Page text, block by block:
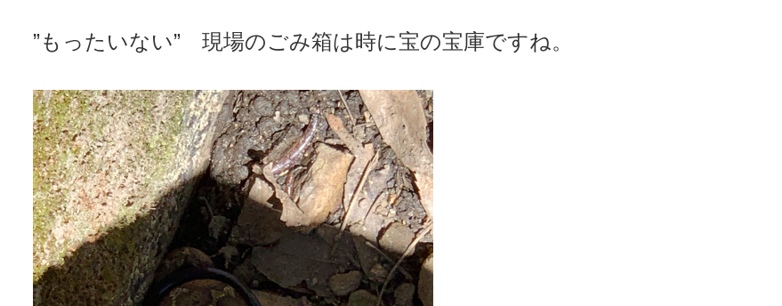
”もったいない” 現場のごみ箱は時に宝の宝庫ですね。